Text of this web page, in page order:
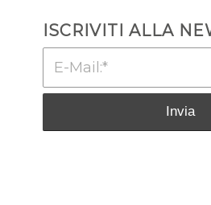
ISCRIVITI ALLA